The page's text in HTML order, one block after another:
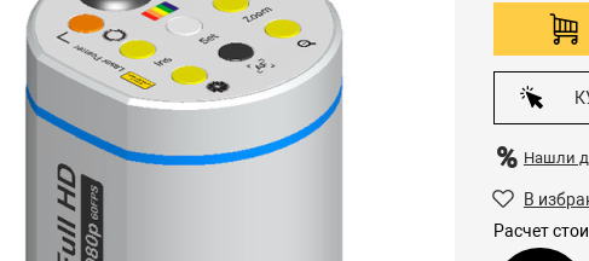
Нашли
В
Расчет